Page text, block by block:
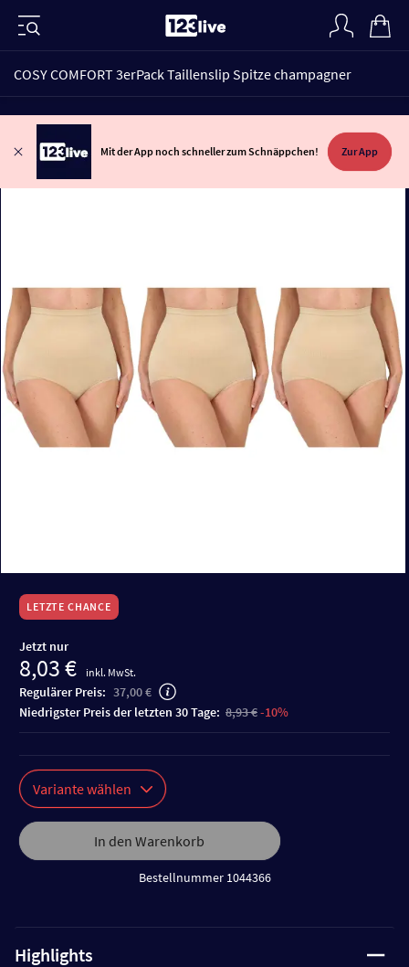
COSY COMFORT 3erPack Taillenslip Spitze champagner
Mit der App noch schneller zum Schnäppchen! Zur App
LETZTE CHANCE
Jetzt nur
8,03 € inkl. MwSt.
Regulärer Preis: 37,00 €
niedrigster Preis der letzten 30 Tage: 8,93 €-10%
Variante wählen
In den Warenkorb
Bestellnummer 1044366
Highlights